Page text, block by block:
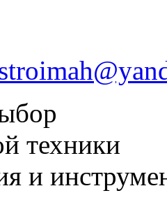
техники
и